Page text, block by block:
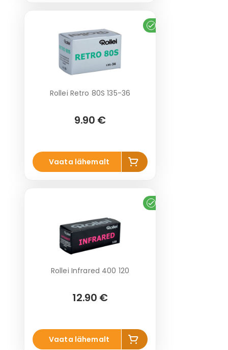
Rollei Retro 80S 135-36
9.90 €
Vaata lähemalt
Lisa
korvi
Rollei Infrared 400 120
12.90 €
Vaata lähemalt
Lisa
korvi